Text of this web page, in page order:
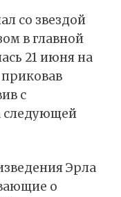
со звездой
в главной
21 июня на
приковав
с
следующей
Эрла
о